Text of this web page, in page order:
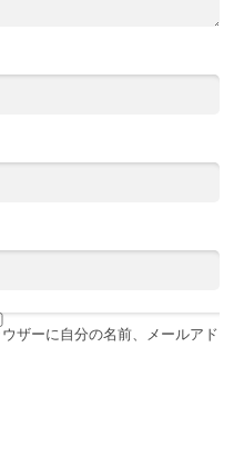
ザーに自分の名前、メールアド